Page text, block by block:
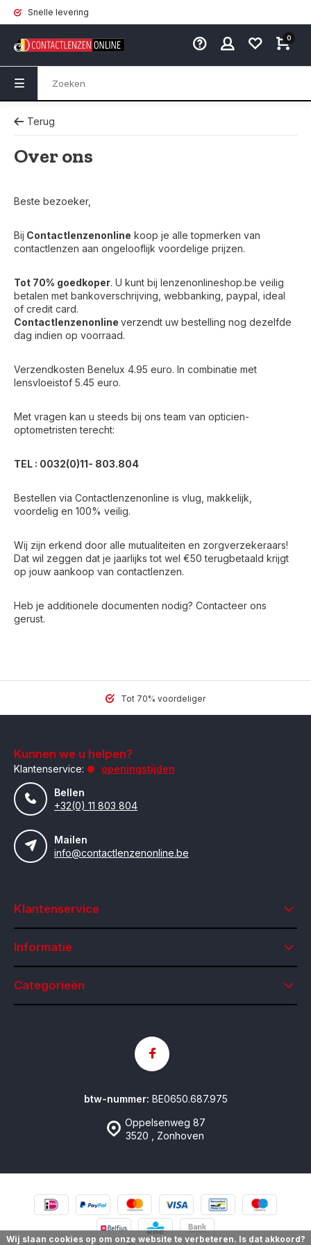
Snelle levering
0
Terug
Over ons
Beste bezoeker,
Bij Contactlenzenonline koop je alle topmerken van
contactlenzen aan ongelooflijk voordelige prijzen.
Tot 70% goedkoper. U kunt bij lenzenonlineshop.be veilig
betalen met bankoverschrijving, webbanking, paypal, ideal
of credit card.
Contactlenzenonline verzendt uw bestelling nog dezelfde
dag indien op voorraad.
Verzendkosten Benelux 4.95 euro. In combinatie met
lensvloeistof 5.45 euro.
Met vragen kan u steeds bij ons team van opticien-
optometristen terecht:
TEL : 0032(0)11- 803.804
Bestellen via Contactlenzenonline is vlug, makkelijk,
voordelig en 100% veilig.
Wij zijn erkend door alle mutualiteiten en zorgverzekeraars!
Dat wil zeggen dat je jaarlijks tot wel €50 terugbetaald krijgt
op jouw aankoop van contactlenzen.
Heb je additionele documenten nodig? Contacteer ons
gerust.
Tot 70% voordeliger
Kunnen we u helpen?
Klantenservice:
openingstijden
Bellen
+32(0) 11 803 804
Mailen
info@contactlenzenonline.be
Klantenservice
Informatie
Categorieën
Oppelsenweg 87
3520 , Zonhoven
btw-nummer: BE0650.687.975
Wij slaan cookies op om onze website te verbeteren. Is dat akkoord?